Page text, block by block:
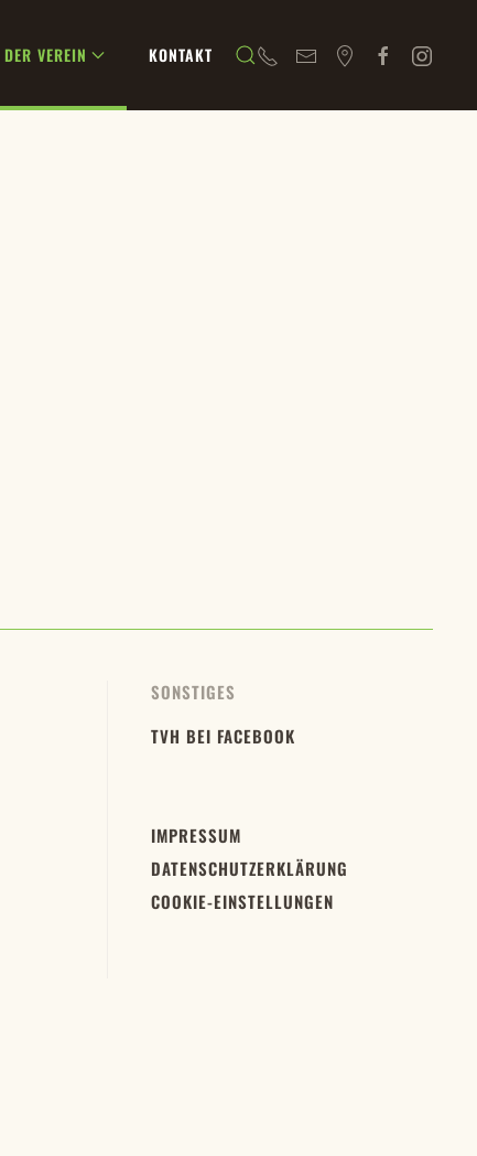
DER VEREIN KONTAKT
SONSTIGES
TVH BEI FACEBOOK
IMPRESSUM
DATENSCHUTZERKLÄRUNG
COOKIE-EINSTELLUNGEN